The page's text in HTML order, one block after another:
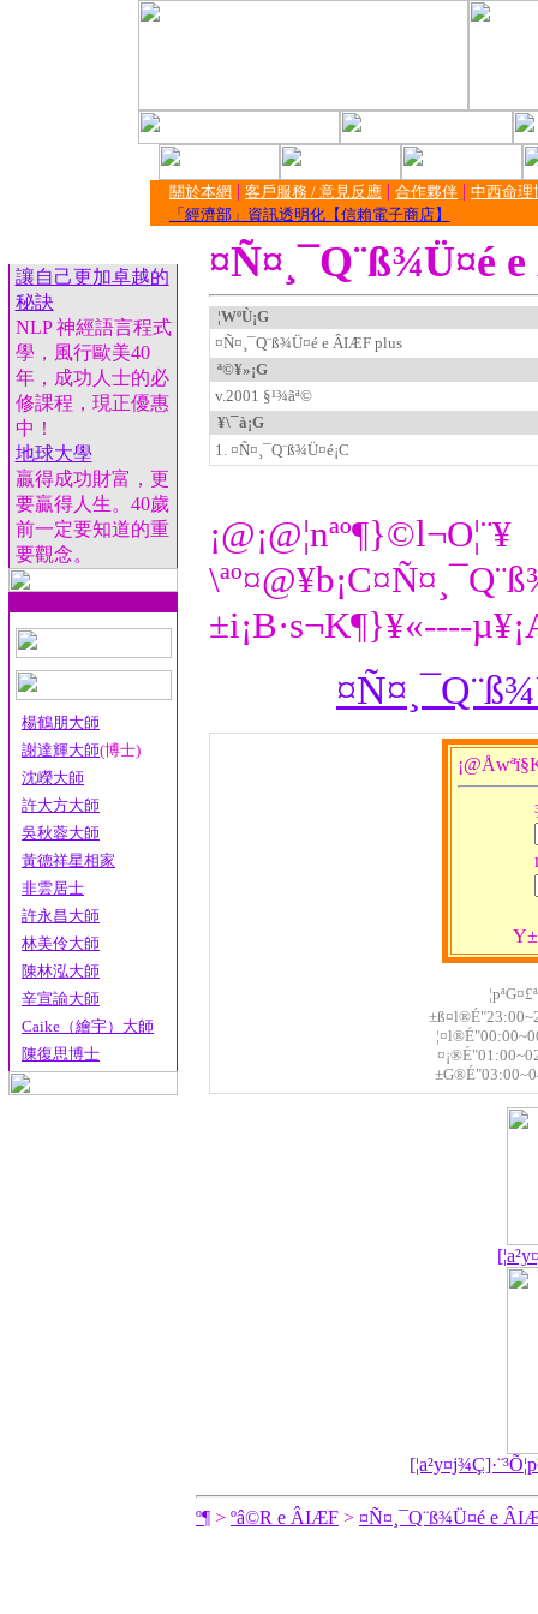
關於本網 | 客戶服務 / 意見反應 | 合作夥伴 | 中西命理
「經濟部」資訊透明化【信賴電子商店】
讓自己更加卓越的
秘訣
NLP 神經語言程式
學，風行歐美40
年，成功人士的必
修課程，現正優惠
中！
地球大學
贏得成功財富，更
要贏得人生。40歲
前一定要知道的重
要觀念。
楊鶴朋大師
謝達輝大師(博士)
沈嶸大師
許大方大師
吳秋蓉大師
黃德祥星相家
非雲居士
許永昌大師
林美伶大師
陳林泓大師
辛宣諭大師
Caike（繪宇）大師
陳復思博士
¤Ñ¤¸¯Q¨ß¾Ü¤é
¦WºÙ¡G
¤Ñ¤¸¯Q¨ß¾Ü¤é e ÂIÆF plus
ª©¥»¡G
v.2001 §¹¾ãª©
¥\¯à¡G
1. ¤Ñ¤¸¯Q¨ß¾Ü¤é¡C
¡@¡@¦nªº¶}©l¬O¦¨¥
±i¡B·s¬K¶}¥«----
­º­¶ > ºâ©R e ÂIÆF > ¤Ñ¤¸¯Q¨ß¾Ü¤é e